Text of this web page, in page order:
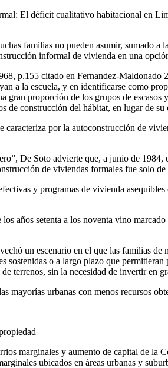
El déficit cualitativo habitacional en
familias no pueden asumir, sumado a
informal de vivienda en una
p.155 citado en Fernandez-Maldonado
a la escuela, y en identificarse como
gran proporción de los grupos de
de construcción del hábitat, en lugar de
caracteriza por la autoconstrucción de
De Soto advierte que, a junio de
de viviendas formales fue solo
y programas de vivienda
años setenta a los noventa vino
un escenario en el que las familias
sostenidas o a largo plazo que
terrenos, sin la necesidad de invertir en
mayorías urbanas con menos recursos
marginales y aumento de capital de
ubicados en áreas urbanas y